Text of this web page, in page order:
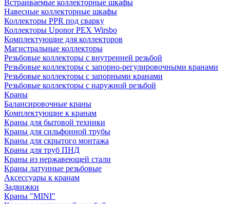
Встраиваемые коллекторные шкафы
Навесные коллекторные шкафы
Коллекторы PPR под сварку
Коллекторы Uponor PEX Wirsbo
Комплектующие для коллекторов
Магистральные коллекторы
Резьбовые коллекторы с внутренней резьбой
Резьбовые коллекторы с запорно-регулировочными кранами
Резьбовые коллекторы с запорными кранами
Резьбовые коллекторы с наружной резьбой
Краны
Балансировочные краны
Комплектующие к кранам
Краны для бытовой техники
Краны для сильфонной трубы
Краны для скрытого монтажа
Краны для труб ПНД
Краны из нержавеющей стали
Краны латунные резьбовые
Аксессуары к кранам
Задвижки
Краны "MINI"